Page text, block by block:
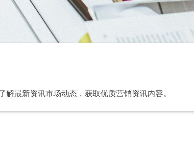
最新资讯市场动态，获取优质营销资讯内容。